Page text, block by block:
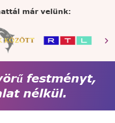
már velünk:
festményt,
nélkül.